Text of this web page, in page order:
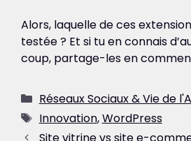
Alors, laquelle de ces
testée ? Et si tu en connais
coup, partage-les en
Catégories
Réseaux Sociaux & Vie de
Étiquettes
Innovation,WordPress